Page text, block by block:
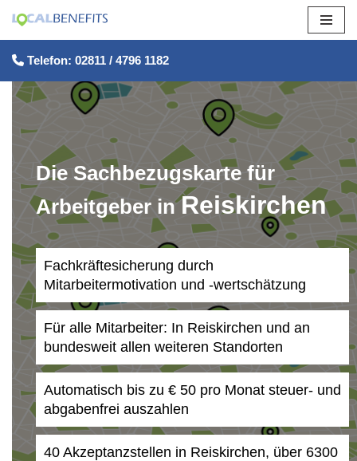
Zum
Inhalt
springen
Telefon: 02811 / 4796 1182
Die Sachbezugskarte für
Arbeitgeber inReiskirchen
Fachkräftesicherung durch
Mitarbeitermotivation und -wertschätzung
Für alle Mitarbeiter: In Reiskirchen und an
bundesweit allen weiteren Standorten
Automatisch bis zu € 50 pro Monat steuer- und
abgabenfrei auszahlen
40 Akzeptanzstellen in Reiskirchen, über 6300